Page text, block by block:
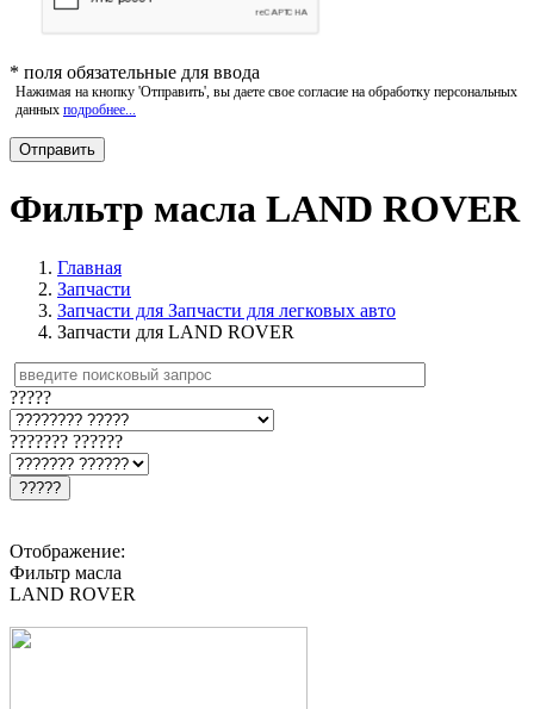
* поля обязательные для ввода
Нажимая на кнопку 'Отправить', вы даете свое согласие на обработку персональных
данных подробнее...
Фильтр масла LAND ROVER
Главная
Запчасти
Запчасти для Запчасти для легковых авто
Запчасти для LAND ROVER
?????
??????? ??????
?????
Отображение:
Фильтр масла
LAND ROVER